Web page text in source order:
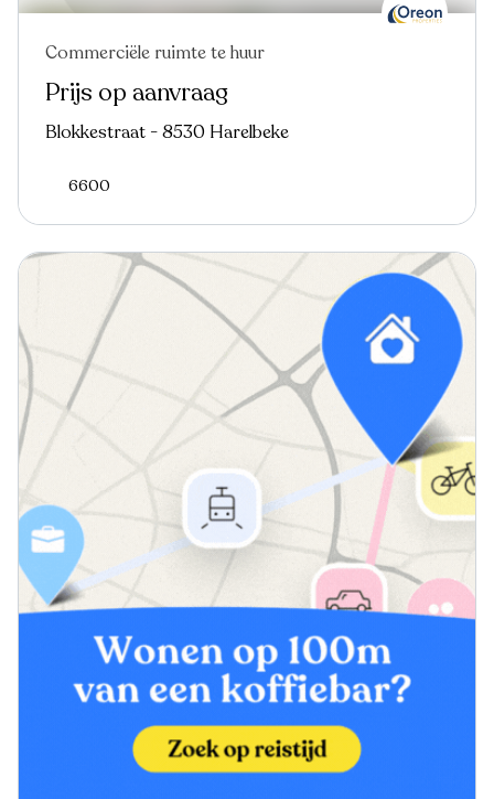
Commerciële ruimte te huur
Prijs op aanvraag
Blokkestraat - 8530 Harelbeke
6600